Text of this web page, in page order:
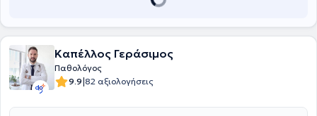
Καπέλλος Γεράσιμος
Παθολόγος
9.9|82 αξιολογήσεις